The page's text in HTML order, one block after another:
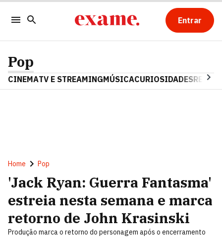
Entrar
Pop
CINEMATV E STREAMINGMÚSICACURIOSIDADES
Home Pop
'Jack Ryan: Guerra Fantasma'
estreia nesta semana e marca
retorno de John Krasinski
Produção marca o retorno do personagem após o encerramento